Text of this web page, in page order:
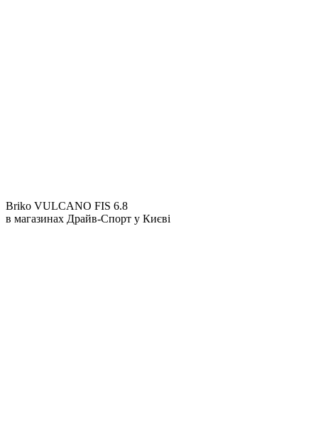
Briko VULCANO FIS 6.8
в магазинах Драйв-Спорт у Києві